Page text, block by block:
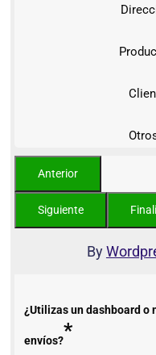
By
¿Utilizas un dashboard
envíos?*